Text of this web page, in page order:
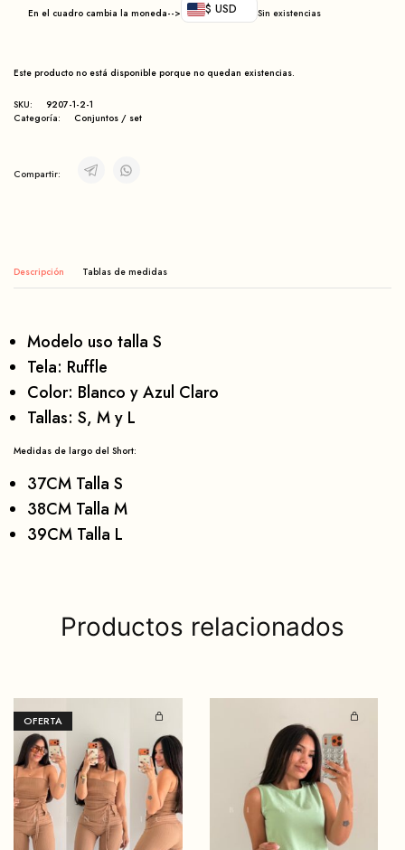
En el cuadro cambia la moneda--> $ USD Sin existencias
Este producto no está disponible porque no quedan existencias.
SKU:
9207-1-2-1
Categoría:
Conjuntos / set
Compartir:
Descripción
Modelo uso talla S
Tela: Ruffle
Color: Blanco y Azul Claro
Tallas: S, M y L
Medidas de largo del Short:
37CM Talla S
38CM Talla M
39CM Talla L
Productos relacionados
OFERTA